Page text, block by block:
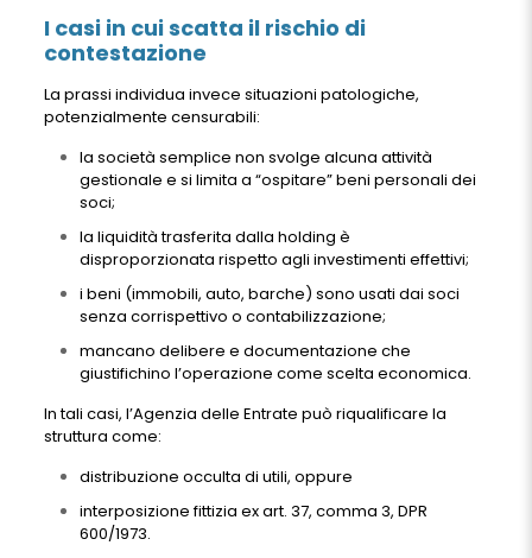
I casi in cui scatta il rischio di
contestazione
La prassi individua invece situazioni patologiche,
potenzialmente censurabili:
la società semplice non svolge alcuna attività
gestionale e si limita a “ospitare” beni personali dei
soci;
la liquidità trasferita dalla holding è
disproporzionata rispetto agli investimenti effettivi;
i beni (immobili, auto, barche) sono usati dai soci
senza corrispettivo o contabilizzazione;
mancano delibere e documentazione che
giustifichino l’operazione come scelta economica.
In tali casi, l’Agenzia delle Entrate può riqualificare la
struttura come:
distribuzione occulta di utili, oppure
interposizione fittizia ex art. 37, comma 3, DPR
600/1973.